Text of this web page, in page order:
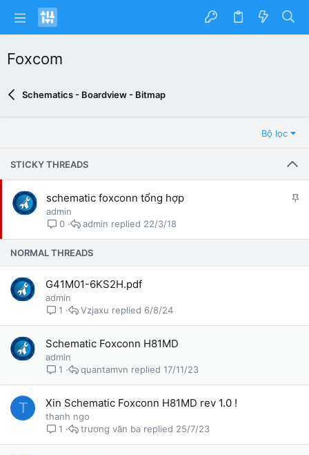
Foxcom
Schematics - Boardview - Bitmap
Bộ lọc
STICKY THREADS
G
schematic foxconn tổng hợp
admin
0
22/3/18
admin
NORMAL THREADS
G41M01-6KS2H.pdf
admin
1
6/8/24
Vzjaxu
Schematic Foxconn H81MD
admin
1
17/11/23
quantamvn
T Xin Schematic Foxconn H81MD rev 1.0 !
thanh ngo
1
25/7/23
trương văn ba